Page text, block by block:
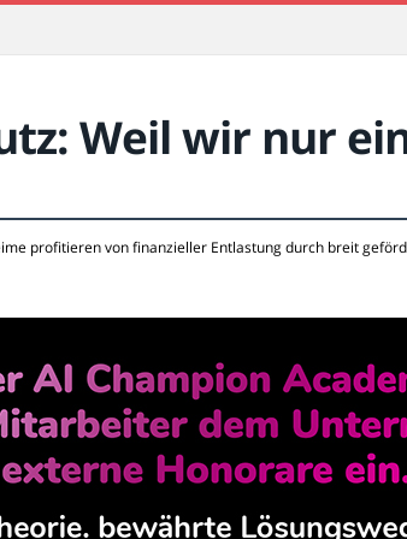
Weil wir nur
profitieren von finanzieller Entlastung durch breit